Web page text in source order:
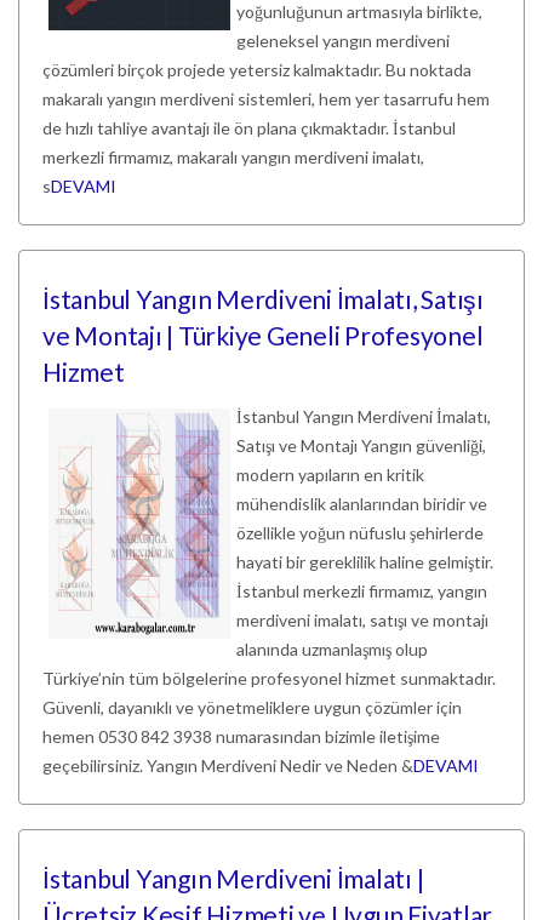
yoğunluğunun artmasıyla birlikte,
geleneksel yangın merdiveni
çözümleri birçok projede yetersiz kalmaktadır. Bu noktada
makaralı yangın merdiveni sistemleri, hem yer tasarrufu hem
de hızlı tahliye avantajı ile ön plana çıkmaktadır. İstanbul
merkezli firmamız, makaralı yangın merdiveni imalatı,
sDEVAMI
İstanbul Yangın Merdiveni İmalatı, Satışı
ve Montajı | Türkiye Geneli Profesyonel
Hizmet
İstanbul Yangın Merdiveni İmalatı,
Satışı ve Montajı Yangın güvenliği,
modern yapıların en kritik
mühendislik alanlarından biridir ve
özellikle yoğun nüfuslu şehirlerde
hayati bir gereklilik haline gelmiştir.
İstanbul merkezli firmamız, yangın
merdiveni imalatı, satışı ve montajı
alanında uzmanlaşmış olup
Türkiye’nin tüm bölgelerine profesyonel hizmet sunmaktadır.
Güvenli, dayanıklı ve yönetmeliklere uygun çözümler için
hemen 0530 842 3938 numarasından bizimle iletişime
geçebilirsiniz. Yangın Merdiveni Nedir ve Neden &DEVAMI
İstanbul Yangın Merdiveni İmalatı |